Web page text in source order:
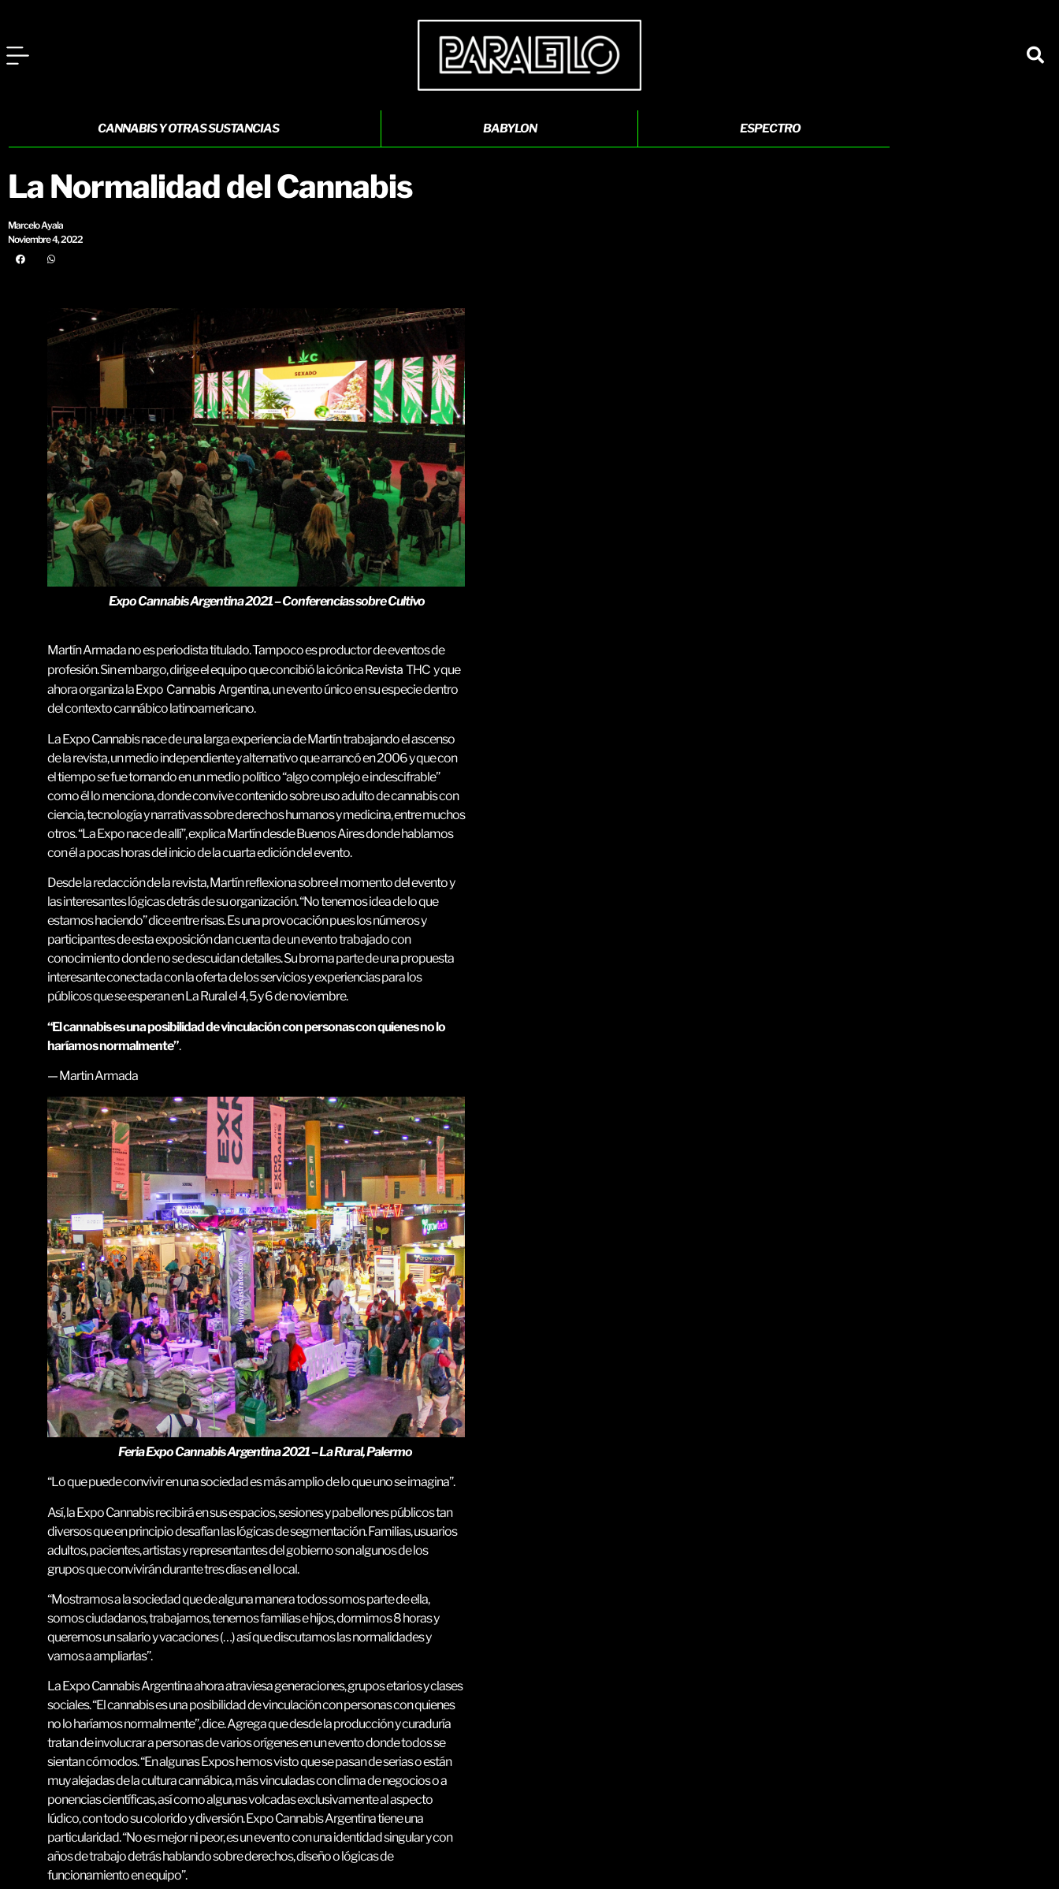
CANNABIS Y OTRAS SUSTANCIAS BABYLON ESPECTRO
La Normalidad del Cannabis
Marcelo Ayala
Noviembre 4, 2022
Expo Cannabis Argentina 2021 – Conferencias sobre Cultivo
Martín Armada no es periodista titulado. Tampoco es productor de eventos de
profesión. Sin embargo, dirige el equipo que concibió la icónicaRevista THC y que
ahora organiza laExpo Cannabis Argentina, un evento único en su especie dentro
del contexto cannábico latinoamericano.
La Expo Cannabis nace de una larga experiencia de Martín trabajando el ascenso
de la revista, un medio independiente y alternativo que arrancó en 2006 y que con
el tiempo se fue tornando en un medio político “algo complejo e indescifrable”
como él lo menciona, donde convive contenido sobre uso adulto de cannabis con
ciencia, tecnología y narrativas sobre derechos humanos y medicina, entre muchos
otros. “La Expo nace de allí”, explica Martín desde Buenos Aires donde hablamos
con él a pocas horas del inicio de la cuarta edición del evento.
Desde la redacción de la revista, Martín reflexiona sobre el momento del evento y
las interesantes lógicas detrás de su organización. “No tenemos idea de lo que
estamos haciendo” dice entre risas. Es una provocación pues los números y
participantes de esta exposición dan cuenta de un evento trabajado con
conocimiento donde no se descuidan detalles. Su broma parte de una propuesta
interesante conectada con la oferta de los servicios y experiencias para los
públicos que se esperan en La Rural el 4, 5 y 6 de noviembre.
“El cannabis es una posibilidad de vinculación con personas con quienes no lo
haríamos normalmente”.
— Martin Armada
Feria Expo Cannabis Argentina 2021 – La Rural, Palermo
“Lo que puede convivir en una sociedad es más amplio de lo que uno se imagina”.
Así, la Expo Cannabis recibirá en sus espacios, sesiones y pabellones públicos tan
diversos que en principio desafían las lógicas de segmentación. Familias, usuarios
adultos, pacientes, artistas y representantes del gobierno son algunos de los
grupos que convivirán durante tres días en el local.
“Mostramos a la sociedad que de alguna manera todos somos parte de ella,
somos ciudadanos, trabajamos, tenemos familias e hijos, dormimos 8 horas y
queremos un salario y vacaciones (…) así que discutamos las normalidades y
vamos a ampliarlas”.
La Expo Cannabis Argentina ahora atraviesa generaciones, grupos etarios y clases
sociales. “El cannabis es una posibilidad de vinculación con personas con quienes
no lo haríamos normalmente”, dice. Agrega que desde la producción y curaduría
tratan de involucrar a personas de varios orígenes en un evento donde todos se
sientan cómodos. “En algunas Expos hemos visto que se pasan de serias o están
muy alejadas de la cultura cannábica, más vinculadas con clima de negocios o a
ponencias científicas, así como algunas volcadas exclusivamente al aspecto
lúdico, con todo su colorido y diversión. Expo Cannabis Argentina tiene una
particularidad. “No es mejor ni peor, es un evento con una identidad singular y con
años de trabajo detrás hablando sobre derechos, diseño o lógicas de
funcionamiento en equipo”.